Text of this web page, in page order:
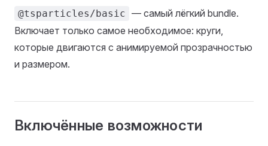
@tsparticles/basic — самый лёгкий bundle.
Включает только самое необходимое: круги,
которые двигаются с анимируемой прозрачностью
и размером.
Включённые возможности